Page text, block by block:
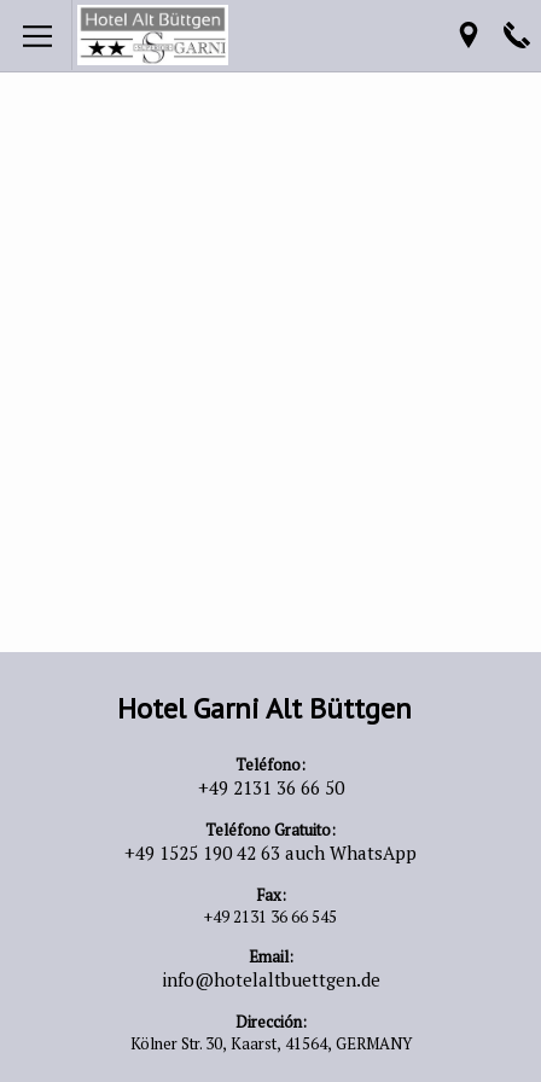
Hotel Garni Alt Büttgen
Teléfono:
+49 2131 36 66 50
Teléfono Gratuito:
+49 1525 190 42 63 auch WhatsApp
Fax:
+49 2131 36 66 545
Email:
info@hotelaltbuettgen.de
Dirección:
Kölner Str. 30, Kaarst, 41564, GERMANY